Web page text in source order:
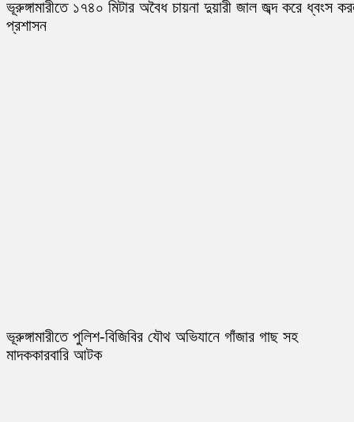
ভূরুঙ্গামারীতে ১৭৪০ মিটার অবৈধ চায়না দুয়ারী জাল জব্দ করে ধ্বংস
প্রশাসন
ভূরুঙ্গামারীতে পুলিশ-বিজিবির যৌথ অভিযানে গাঁজার গাছ সহ
মাদককারবারি আটক